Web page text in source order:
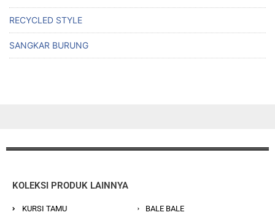
RECYCLED STYLE
SANGKAR BURUNG
KOLEKSI PRODUK LAINNYA
KURSI TAMU
BALE BALE